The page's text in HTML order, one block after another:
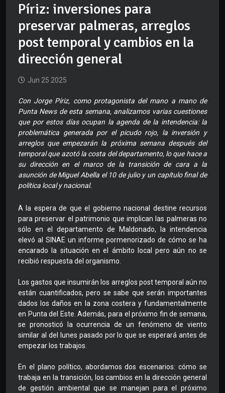
Píriz: inversiones para
preservar palmeras, arreglos
post temporal y cambios en la
dirección general
Jun 25 2025
Con Jorge Píriz, como protagonista del mano a mano de
Punta News de esta semana, analizamos varias cuestiones
que por estos días ocupan la agenda de la intendencia: la
problemática generada por el picudo rojo, la inversión y
arreglos que empezarán la próxima semana después del
temporal que azotó la costa del departamento, lo que hace a
su dirección en el marco de la transición de cara a la
asunción de Miguel Abella el 10 de julio y un capítulo final de
política local y nacional.
A la espera de que el gobierno nacional destine recursos
para preservar el patrimonio que implican las palmeras no
sólo en el departamento de Maldonado, la intendencia
elevó al SINAE un informe pormenorizado de cómo se ha
encarado la situación en el ámbito local pero aún no se
recibió respuesta del organismo.
Los gastos que insumirán los arreglos post temporal aún no
están cuantificados, pero se sabe que serán importantes
dados los daños en la zona costera y fundamentalmente
en Punta del Este. Además, para el próximo fin de semana,
se pronosticó la ocurrencia de un fenómeno de viento
similar al del lunes pasado por lo que se esperará antes de
empezar los trabajos.
En el plano político, abordamos dos escenarios: cómo se
trabaja en la transición, los cambios en la dirección general
de gestión ambiental que se manejan para el próximo